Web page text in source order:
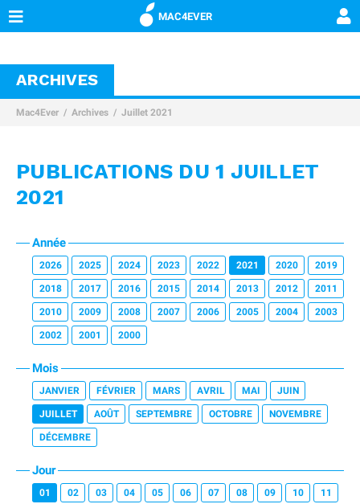
MAC4EVER
ARCHIVES
Mac4Ever Archives Juillet 2021
PUBLICATIONS DU 1 JUILLET
2021
Année
2026 2025 2024 2023 2022 2021 2020 2019
2018 2017 2016 2015 2014 2013 2012 2011
2010 2009 2008 2007 2006 2005 2004 2003
2002 2001 2000
Mois
JANVIER FÉVRIER MARS AVRIL MAI JUIN
JUILLET AOÛT SEPTEMBRE OCTOBRE NOVEMBRE
DÉCEMBRE
Jour
01 02 03 04 05 06 07 08 09 10 11